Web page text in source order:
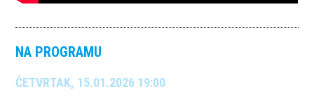
NA PROGRAMU
ČETVRTAK, 15.01.2026 19:00